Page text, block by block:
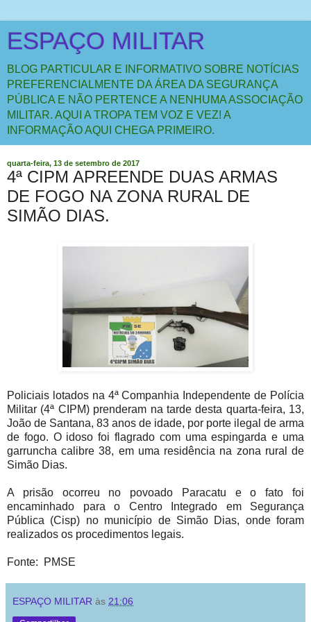
ESPAÇO MILITAR
BLOG PARTICULAR E INFORMATIVO SOBRE NOTÍCIAS
PREFERENCIALMENTE DA ÁREA DA SEGURANÇA
PÚBLICA E NÃO PERTENCE A NENHUMA ASSOCIAÇÃO
MILITAR. AQUI A TROPA TEM VOZ E VEZ! A
INFORMAÇÃO AQUI CHEGA PRIMEIRO.
quarta-feira, 13 de setembro de 2017
4ª CIPM APREENDE DUAS ARMAS
DE FOGO NA ZONA RURAL DE
SIMÃO DIAS.
Policiais lotados na 4ª Companhia Independente de Polícia
Militar (4ª CIPM) prenderam na tarde desta quarta-feira, 13,
João de Santana, 83 anos de idade, por porte ilegal de arma
de fogo. O idoso foi flagrado com uma espingarda e uma
garruncha calibre 38, em uma residência na zona rural de
Simão Dias.
A prisão ocorreu no povoado Paracatu e o fato foi
encaminhado para o Centro Integrado em Segurança
Pública (Cisp) no município de Simão Dias, onde foram
realizados os procedimentos legais.
Fonte: PMSE
ESPAÇO MILITAR às 21:06